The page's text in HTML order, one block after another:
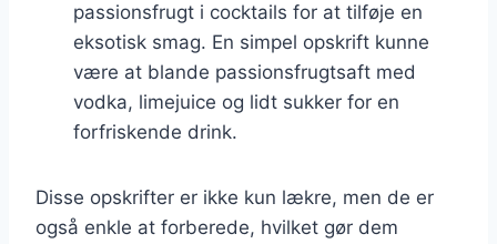
passionsfrugt i cocktails for at tilføje en
eksotisk smag. En simpel opskrift kunne
være at blande passionsfrugtsaft med
vodka, limejuice og lidt sukker for en
forfriskende drink.
Disse opskrifter er ikke kun lækre, men de er
også enkle at forberede, hvilket gør dem